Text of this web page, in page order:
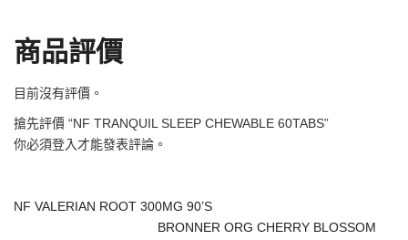
商品評價
目前沒有評價。
搶先評價 “NF TRANQUIL SLEEP CHEWABLE 60TABS”
你必須登入才能發表評論。
NF VALERIAN ROOT 300MG 90’S
BRONNER ORG CHERRY BLOSSOM